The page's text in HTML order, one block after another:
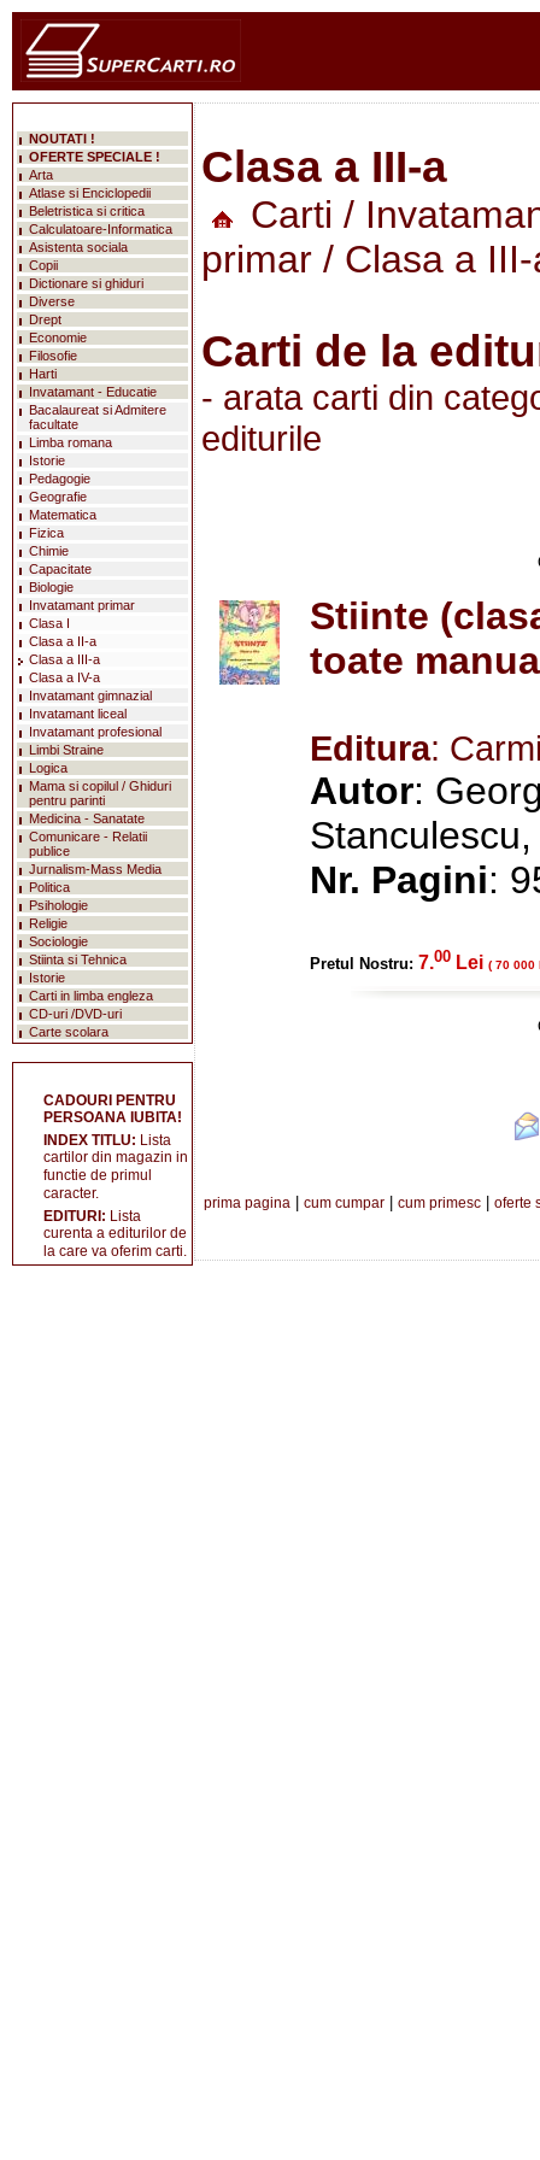
Clasa a III-a
Carti /
primar / Clasa a
Carti de la
- arata carti din
editurile
Stiinte
toate
Editura:
Autor:
Nr. Pagini:
Pretul Nostru: 7.00 Lei ( 70 000
prima pagina cum cumpar cum primesc oferte
NOUTATI !
OFERTE SPECIALE !
Arta
Atlase si Enciclopedii
Beletristica si critica
Calculatoare-Informatica
Asistenta sociala
Copii
Dictionare si ghiduri
Diverse
Drept
Economie
Filosofie
Harti
Invatamant - Educatie
Bacalaureat si Admitere
facultate
Limba romana
Istorie
Pedagogie
Geografie
Matematica
Fizica
Chimie
Capacitate
Biologie
Invatamant primar
Clasa I
Clasa a II-a
Clasa a III-a
Clasa a IV-a
Invatamant gimnazial
Invatamant liceal
Invatamant profesional
Limbi Straine
Logica
Mama si copilul / Ghiduri
pentru parinti
Medicina - Sanatate
Comunicare - Relatii
publice
Jurnalism-Mass Media
Politica
Psihologie
Religie
Sociologie
Stiinta si Tehnica
Istorie
Carti in limba engleza
CD-uri /DVD-uri
Carte scolara
CADOURI PENTRU
PERSOANA IUBITA!
INDEX TITLU: Lista
cartilor din magazin in
functie de primul
caracter.
EDITURI: Lista
curenta a editurilor de
la care va oferim carti.